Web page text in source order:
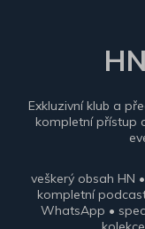
Exkluzivní klub a
kompletní přístup
veškerý obsah HN
kompletní
WhatsApp •